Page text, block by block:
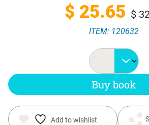
$
price
was:
$
$ 25.65
price
is:
$
ITEM: 120632
Buy book
Add to wishlist